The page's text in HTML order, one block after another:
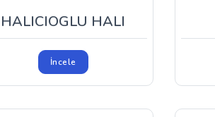
HALICIOGLU HALI
İncele